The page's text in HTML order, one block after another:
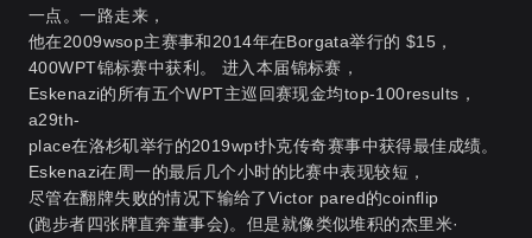
一点。一路走来，
他在2009wsop主赛事和2014年在Borgata举行的 $15，
400WPT锦标赛中获利。 进入本届锦标赛，
Eskenazi的所有五个WPT主巡回赛现金均top-100results，
a29th-
place在洛杉矶举行的2019wpt扑克传奇赛事中获得最佳成绩。
Eskenazi在周一的最后几个小时的比赛中表现较短，
尽管在翻牌失败的情况下输给了Victor pared的coinflip
(跑步者四张牌直奔董事会)。但是就像类似堆积的杰里米·